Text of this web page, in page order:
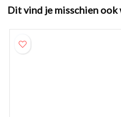
Dit vind je misschien ook